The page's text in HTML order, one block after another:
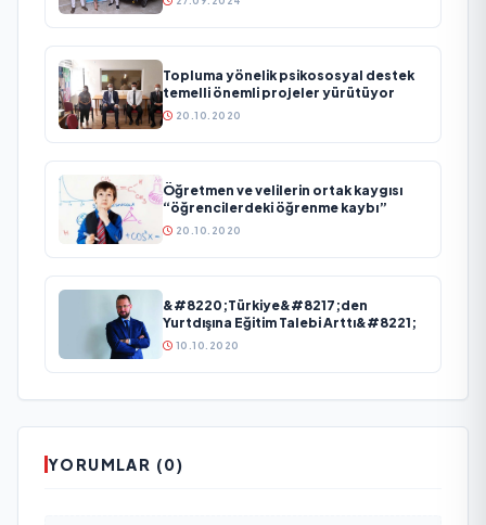
Topluma yönelik psikososyal destek
temelli önemli projeler yürütüyor
20.10.2020
Öğretmen ve velilerin ortak kaygısı
“öğrencilerdeki öğrenme kaybı”
20.10.2020
&#8220;Türkiye&#8217;den
Yurtdışına Eğitim Talebi Arttı&#8221;
10.10.2020
YORUMLAR (0)